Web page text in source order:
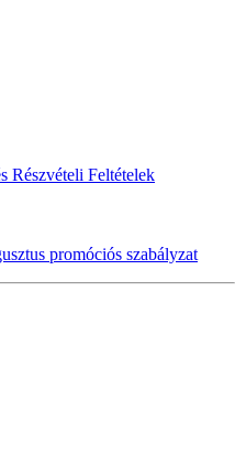
Részvételi Feltételek
promóciós szabályzat